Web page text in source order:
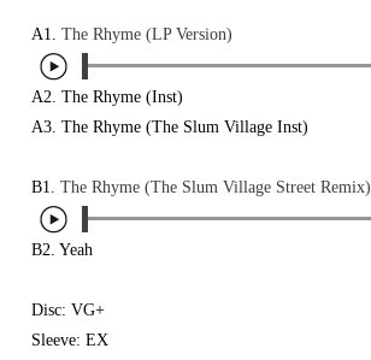
Electronic
New Arrivals
LP
7"
CD
Cassette
サウンドトラック
4DJs
Contemporary
Afrobeat
Reggae/Lovers
Electronic
Contemporary
Breakbeats
Re-Edit
Electronic
Cassette
All
R&B
Soul/Funk
Jazz/Fusion
Rock/Pop
Electronic
Jazz/Fusion
Rock/Pop
World
Electronic
All
HipHop
R&B
Jazz/Fusion
Rock/Pop
A1.The Rhyme (LP Version)
A2. The Rhyme (Inst)
A3. The Rhyme (The Slum Village Inst)
B1.The Rhyme (The Slum Village Street Remix)
B2. Yeah
Disc: VG+
Sleeve: EX